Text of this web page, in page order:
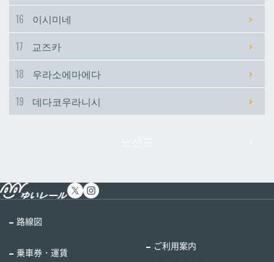
데다코우라니시
데다코우라니시
16
이시미네
17
교즈카
18
우라소에마에다
19
데다코우라니시
路線図
乗車券・運賃
ご利用案内